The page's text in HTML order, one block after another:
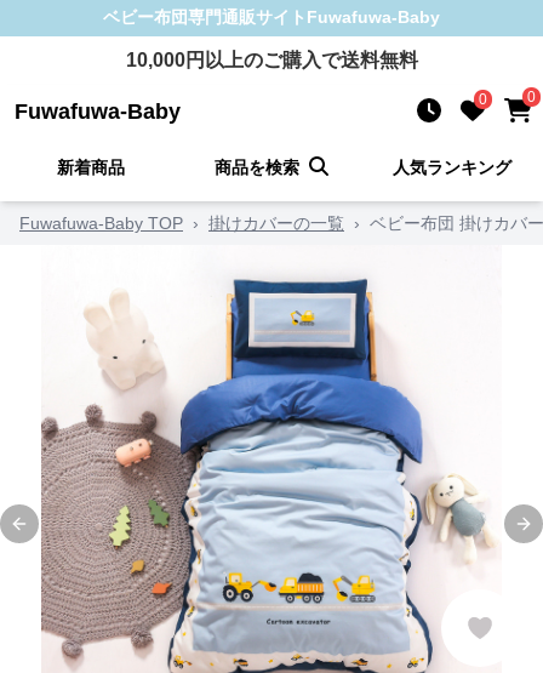
ベビー布団専門通販サイト Fuwafuwa-Baby
10,000円以上のご購入で送料無料
Fuwafuwa-Baby 0 0
新着商品 商品を検索 人気ランキング
Fuwafuwa-Baby TOP › 掛けカバーの一覧 › ベビー布団 掛けカバ
Previous slide